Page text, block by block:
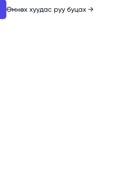
Өмнөх хуудас руу буцах →